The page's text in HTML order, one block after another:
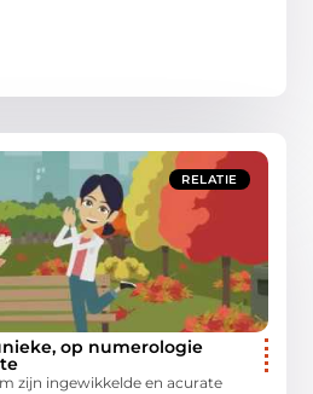
RELATIE
op numerologie
zijn ingewikkelde en acurate